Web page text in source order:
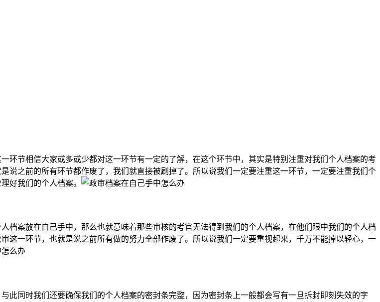
环节相信大家或多或少都对这一环节有一定的了解，在这个环节中，其实是特别注重对我们个人档案的考
说之前的所有环节都作废了，我们就直接被刷掉了。所以说我们一定要注重这一环节，一定要注重我们个
好我们的个人档案。
档案放在自己手中，那么也就意味着那些审核的考官无法得到我们的个人档案，在他们眼中我们的个人档
这一环节，也就是说之前所有做的努力全部作废了。所以说我们一定要重视起来，千万不能掉以轻心，一
此同时我们还要确保我们的个人档案的密封条完整，因为密封条上一般都会写有一旦拆封即刻失效的字